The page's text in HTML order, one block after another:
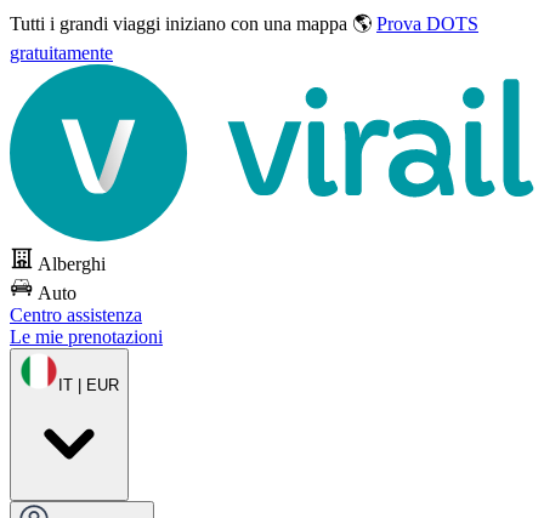
Tutti i grandi viaggi iniziano con una mappa 🌎 Prova DOTS
gratuitamente
Alberghi
Auto
Centro assistenza
Le mie prenotazioni
IT | EUR